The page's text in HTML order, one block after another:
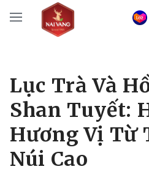
Lục Trà Và
Shan Tuyết:
Hương Vị Từ
Núi Cao